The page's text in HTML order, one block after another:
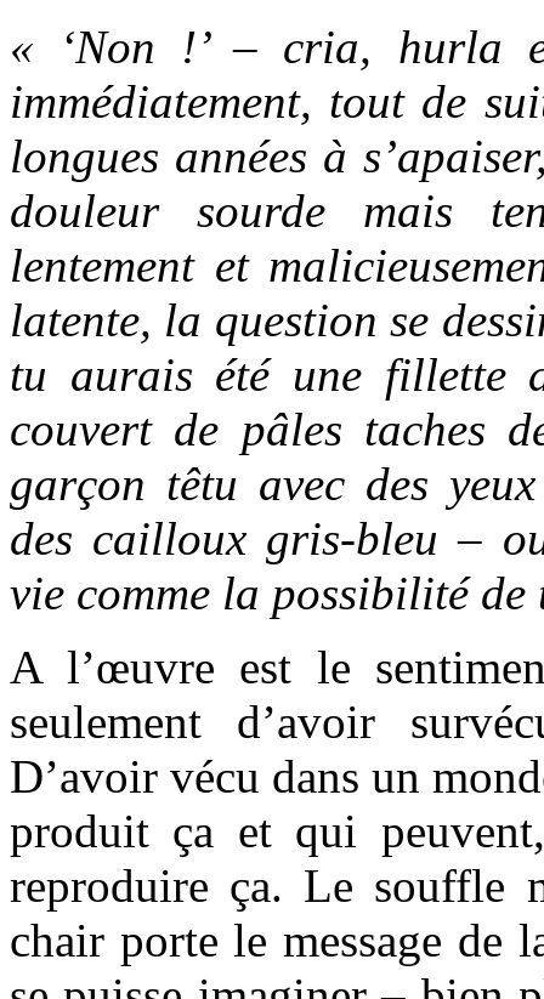
« ‘Non !’ – cria, hurla
immédiatement, tout de
longues années à
douleur sourde mais
lentement et
latente, la question se
tu aurais été une fillette
couvert de pâles taches
garçon têtu avec des
des cailloux gris-bleu –
vie comme la possibilité de
A l’œuvre est le
seulement d’avoir
D’avoir vécu dans un
produit ça et qui
reproduire ça. Le souffle
chair porte le message de